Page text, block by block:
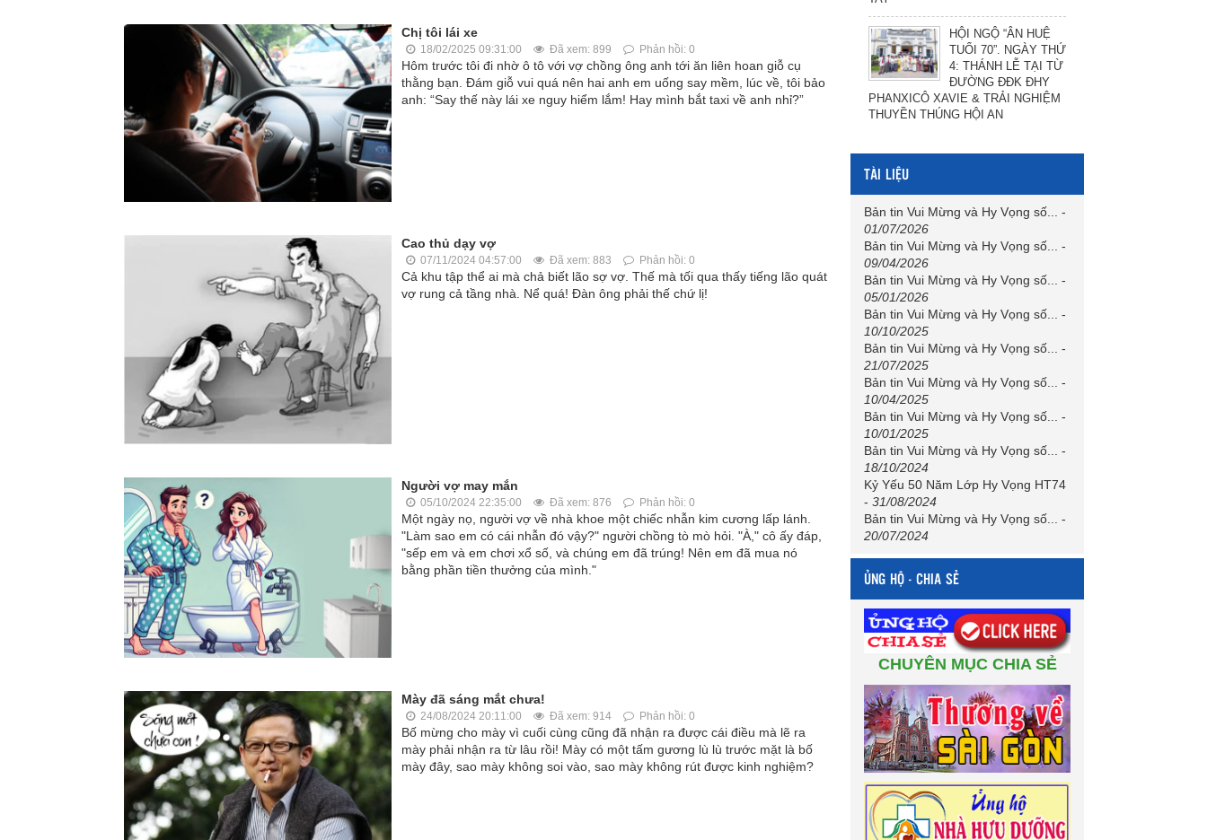
Chị tôi lái xe
18/02/2025 09:31:00 Đã xem: 899 Phản hồi: 0
Hôm trước tôi đi nhờ ô tô với vợ chồng ông anh tới ăn liên hoan giỗ cụ
thằng bạn. Đám giỗ vui quá nên hai anh em uống say mềm, lúc về, tôi bảo
anh: “Say thế này lái xe nguy hiểm lắm! Hay mình bắt taxi về anh nhỉ?”
Cao thủ dạy vợ
07/11/2024 04:57:00 Đã xem: 883 Phản hồi: 0
Cả khu tập thể ai mà chả biết lão sợ vợ. Thế mà tối qua thấy tiếng lão quát
vợ rung cả tầng nhà. Nể quá! Đàn ông phải thế chứ lị!
Người vợ may mắn
05/10/2024 22:35:00 Đã xem: 876 Phản hồi: 0
Một ngày nọ, người vợ về nhà khoe một chiếc nhẫn kim cương lấp lánh.
"Làm sao em có cái nhẫn đó vậy?" người chồng tò mò hỏi. "À," cô ấy đáp,
"sếp em và em chơi xổ số, và chúng em đã trúng! Nên em đã mua nó
bằng phần tiền thưởng của mình."
Mày đã sáng mắt chưa!
24/08/2024 20:11:00 Đã xem: 914 Phản hồi: 0
Bố mừng cho mày vì cuối cùng cũng đã nhận ra được cái điều mà lẽ ra
mày phải nhận ra từ lâu rồi! Mày có một tấm gương lù lù trước mặt là bố
mày đây, sao mày không soi vào, sao mày không rút được kinh nghiệm?
HỘI NGỘ “ÂN HUỆ
TUỔI 70”. NGÀY THỨ
4: THÁNH LỄ TẠI TỪ
ĐƯỜNG ĐĐK ĐHY
PHANXICÔ XAVIE & TRẢI NGHIỆM
THUYỀN THÚNG HỘI AN
TÀI LIỆU
Bản tin Vui Mừng và Hy Vọng số...
-
01/07/2026
Bản tin Vui Mừng và Hy Vọng số...
-
09/04/2026
Bản tin Vui Mừng và Hy Vọng số...
-
05/01/2026
Bản tin Vui Mừng và Hy Vọng số...
-
10/10/2025
Bản tin Vui Mừng và Hy Vọng số...
-
21/07/2025
Bản tin Vui Mừng và Hy Vọng số...
-
10/04/2025
Bản tin Vui Mừng và Hy Vọng số...
-
10/01/2025
Bản tin Vui Mừng và Hy Vọng số...
-
18/10/2024
Kỷ Yếu 50 Năm Lớp Hy Vọng HT74
- 31/08/2024
Bản tin Vui Mừng và Hy Vọng số...
-
20/07/2024
ỦNG HỘ - CHIA SẺ
CHUYÊN MỤC CHIA SẺ